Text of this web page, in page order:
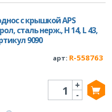
с крышкой APS
сталь нерж., H 14, L 43,
9090
арт: R-558763
Количество
-
+